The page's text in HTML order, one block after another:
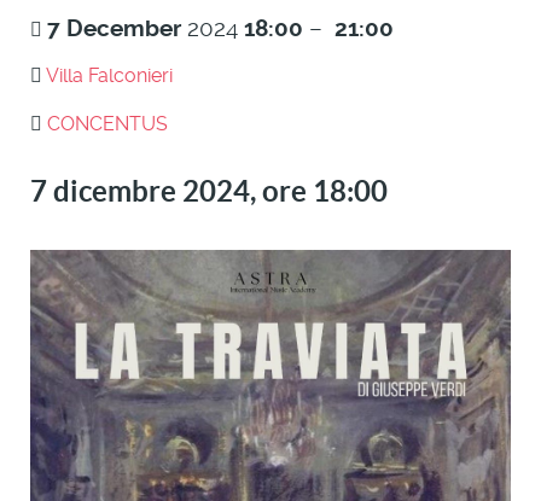
7 December 2024 18:00 – 21:00
Villa Falconieri
CONCENTUS
7 dicembre 2024, ore 18:00